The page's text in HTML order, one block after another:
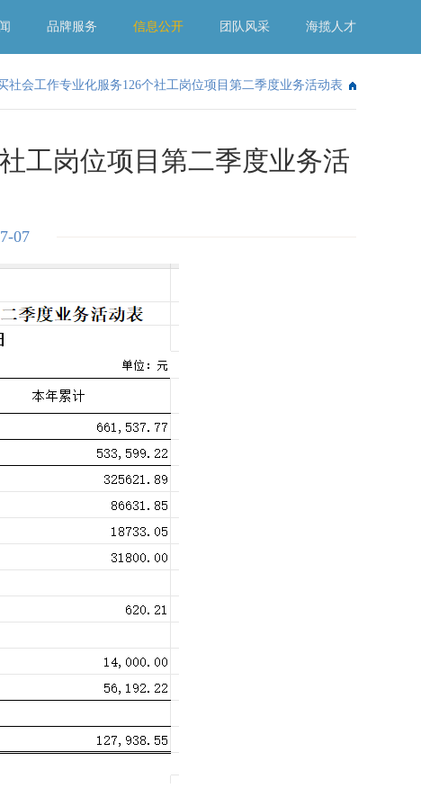
品牌服务 信息公开 团队风采 海揽人才
社会工作专业化服务126个社工岗位项目第二季度业务活动表
工岗位项目第二季度业务活
07